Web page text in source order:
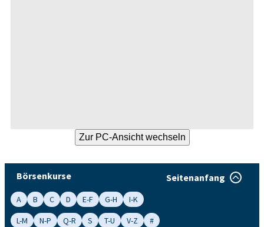
Börsenkurse Seitenanfang
A B C D E-F G-H
I-K
L-M
N-P Q-R S T-U V-Z #